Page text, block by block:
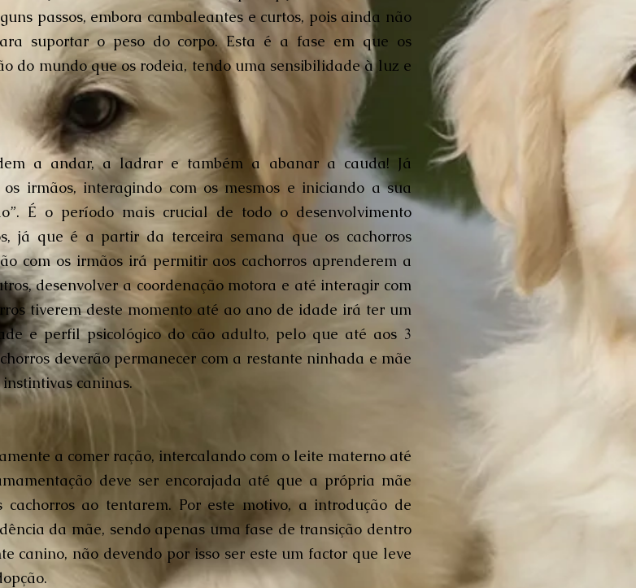
passos, embora cambaleantes e curtos, pois ainda não
suportar o peso do corpo. Esta é a fase em que os
do mundo que os rodeia, tendo uma sensibilidade à luz e
a andar, a ladrar e também a abanar a cauda! Já
irmãos, interagindo com os mesmos e iniciando a sua
É o período mais crucial de todo o desenvolvimento
já que é a partir da terceira semana que os cachorros
com os irmãos irá permitir aos cachorros aprenderem a
desenvolver a coordenação motora e até interagir com
tiverem deste momento até ao ano de idade irá ter um
e perfil psicológico do cão adulto, pelo que até aos 3
deverão permanecer com a restante ninhada e mãe
caninas.
a comer ração, intercalando com o leite materno até
deve ser encorajada até que a própria mãe
ao tentarem. Por este motivo, a introdução de
da mãe, sendo apenas uma fase de transição dentro
canino, não devendo por isso ser este um factor que leve